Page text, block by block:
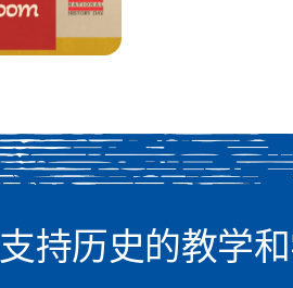
支持历史的教学